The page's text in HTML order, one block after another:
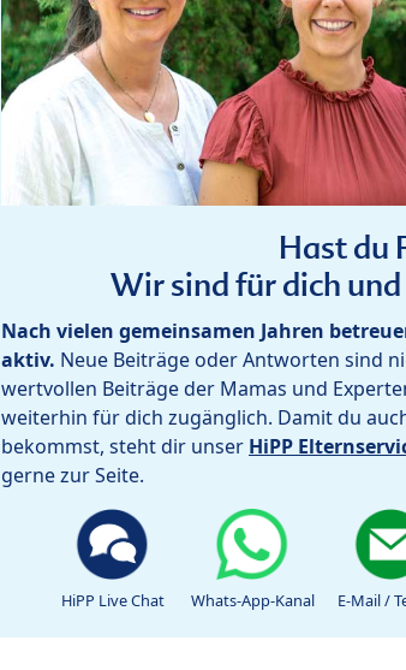
Hast du
Wir sind für dich
Nach vielen gemeinsamen Jahren
aktiv. Neue Beiträge oder Antworten sind
wertvollen Beiträge der Mamas und
weiterhin für dich zugänglich. Damit du
bekommst, steht dir unser HiPP
gerne zur Seite.
HiPP Live Chat Whats-App-Kanal E-Mail /